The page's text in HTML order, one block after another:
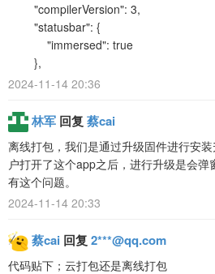
"compilerVersion": 3,
"statusbar": {
"immersed": true
},
2024-11-14 20:36
林军 回复 蔡cai
离线打包，我们是通过升级固件进行安
户打开了这个app之后，进行升级是会
有这个问题。
2024-11-14 20:33
蔡cai 回复 2***@qq.com
代码贴下；云打包还是离线打包